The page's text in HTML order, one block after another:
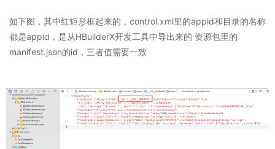
如下图，其中红矩形框起来的，control.xml里的appid和目录的名称
都是appid，是从HBuilderX开发工具中导出来的 资源包里的
manifest.json的id，三者值需要一致